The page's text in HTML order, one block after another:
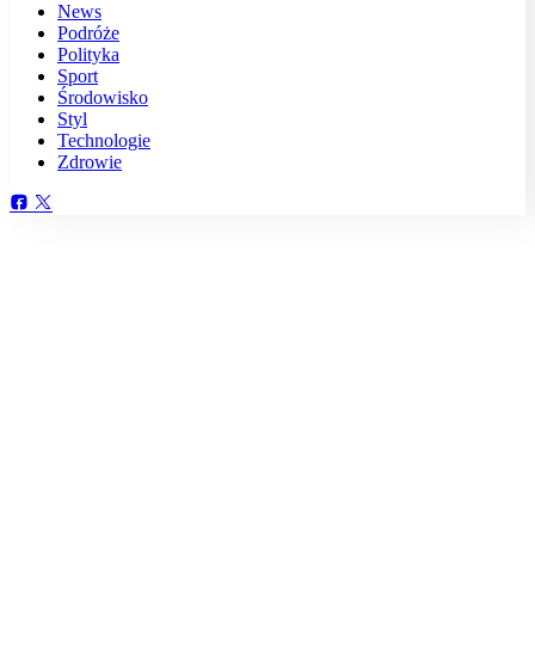
News
Podróże
Polityka
Sport
Środowisko
Styl
Technologie
Zdrowie